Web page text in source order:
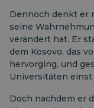
Dennoch denkt er
seine
verändert hat. Er
dem Kosovo, das
hervorging, und
Universitäten einst
Doch nachdem er